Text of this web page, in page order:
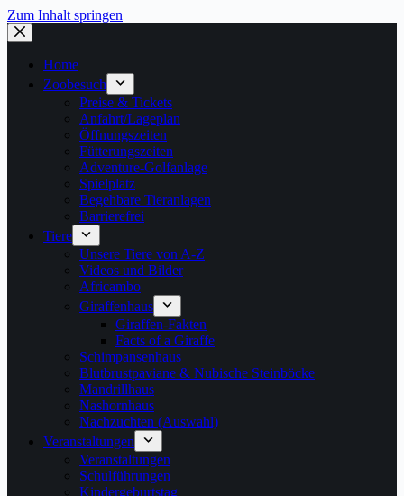
Zum Inhalt springen
Home
Zoobesuch
Preise & Tickets
Anfahrt/Lageplan
Öffnungszeiten
Fütterungszeiten
Adventure-Golfanlage
Spielplatz
Begehbare Tieranlagen
Barrierefrei
Tiere
Unsere Tiere von A-Z
Videos und Bilder
Africambo
Giraffenhaus
Giraffen-Fakten
Facts of a Giraffe
Schimpansenhaus
Blutbrustpaviane & Nubische Steinböcke
Mandrillhaus
Nashornhaus
Nachzuchten (Auswahl)
Veranstaltungen
Veranstaltungen
Schulführungen
Kindergeburtstag